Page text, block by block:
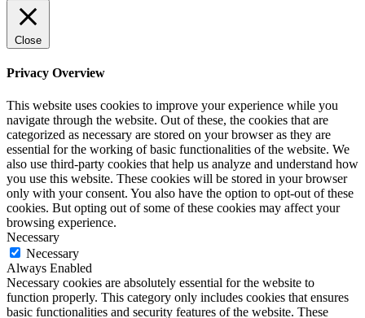
Close
Privacy Overview
This website uses cookies to improve your experience while you
navigate through the website. Out of these, the cookies that are
categorized as necessary are stored on your browser as they are
essential for the working of basic functionalities of the website. We
also use third-party cookies that help us analyze and understand how
you use this website. These cookies will be stored in your browser
only with your consent. You also have the option to opt-out of these
cookies. But opting out of some of these cookies may affect your
browsing experience.
Necessary
Necessary
Always Enabled
Necessary cookies are absolutely essential for the website to
function properly. This category only includes cookies that ensures
basic functionalities and security features of the website. These